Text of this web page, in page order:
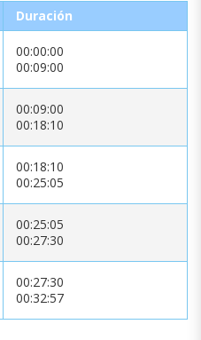
Duración
00:00:00
00:09:00
00:09:00
00:18:10
00:18:10
00:25:05
00:25:05
00:27:30
00:27:30
00:32:57